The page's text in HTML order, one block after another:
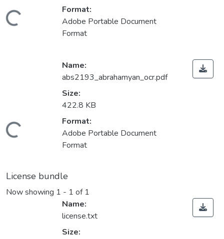
Loading...
Format:
Adobe Portable Document
Format
Loading...
Name:
abs2193_abrahamyan_ocr.pdf
Size:
422.8 KB
Format:
Adobe Portable Document
Format
License bundle
Now showing 1 - 1 of 1
Name:
license.txt
Size: